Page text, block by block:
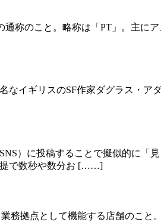
称のこと。略称は「PT」。主に
なイギリスのSF作家ダグラス・ア
）に投稿することで擬似的に「
提で数秒や数分お [……]
務拠点として機能する店舗のこと